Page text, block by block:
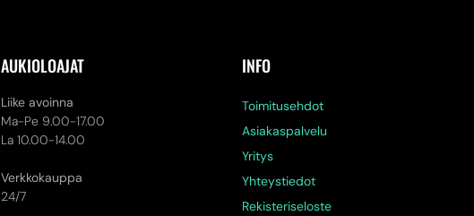
AUKIOLOAJAT
Liike avoinna
Ma-Pe 9.00-17.00
La 10.00-14.00
Verkkokauppa
24/7
INFO
Toimitusehdot
Asiakaspalvelu
Yritys
Yhteystiedot
Rekisteriseloste